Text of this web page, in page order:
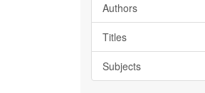
Authors
Titles
Subjects